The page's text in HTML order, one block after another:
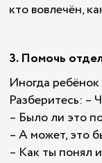
кто вовлечён,
3. Помочь
Иногда
Разберитесь: –
– Было ли это
– А может, это
– Как ты понял